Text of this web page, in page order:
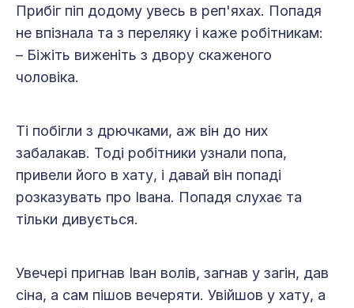
Прибіг піп додому увесь в реп'яхах. Попадя
не впізнала та з переляку і каже робітникам:
– Біжіть виженіть з двору скаженого
чоловіка.
Ті побігли з дрючками, аж він до них
забалакав. Тоді робітники узнали попа,
привели його в хату, і давай він попаді
розказувать про Івана. Попадя слухає та
тільки дивується.
Увечері пригнав Іван волів, загнав у загін, дав
сіна, а сам пішов вечеряти. Увійшов у хату, а